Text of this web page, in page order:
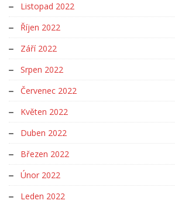
Listopad 2022
Říjen 2022
Září 2022
Srpen 2022
Červenec 2022
Květen 2022
Duben 2022
Březen 2022
Únor 2022
Leden 2022